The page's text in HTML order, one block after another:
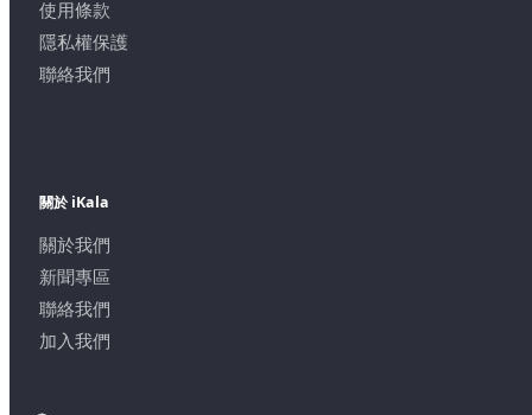
使用條款
隱私權保護
聯絡我們
關於 iKala
關於我們
新聞專區
聯絡我們
加入我們